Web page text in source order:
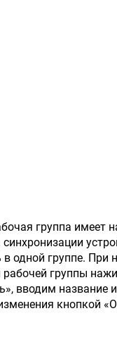
группа имеет
синхронизации
одной группе. При
рабочей группы
вводим название
кнопкой